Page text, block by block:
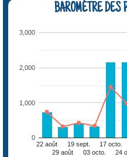
BAROMÈTRE DES
22 août
29 août
19 sept.
03 octo.
17 octo.
24
0
1,000
2,000
3,000